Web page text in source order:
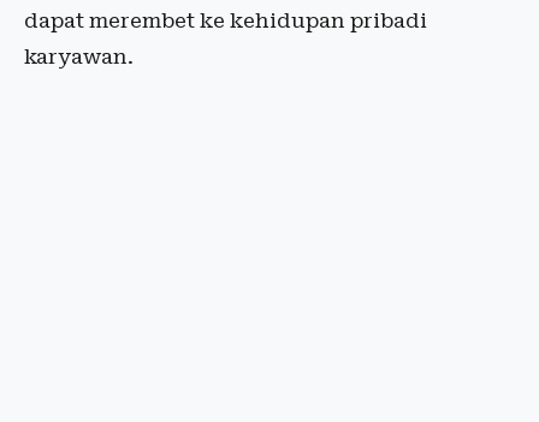
dapat merembet ke kehidupan pribadi
karyawan.